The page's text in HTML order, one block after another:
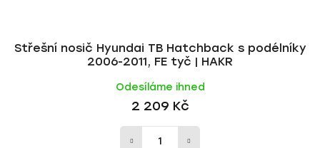
Střešní nosič Hyundai TB Hatchback s podélníky
2006-2011, FE tyč | HAKR
Odesíláme ihned
2 209 Kč